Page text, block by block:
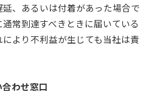
、あるいは付着があった場合で
常到達すべきときに届いている
より不利益が生じても当社は責
わせ窓口